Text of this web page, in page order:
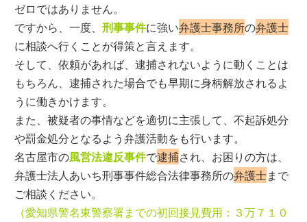
ゼロではありません。
ですから、一度、刑事事件に強い弁護士事務所の弁護士
に相談へ行くことが得策と言えます。
そして、依頼があれば、逮捕されないように動くことは
もちろん、逮捕された場合でも早期に身柄解放されるよ
うに働きかけます。
また、被疑者の事情などを適切に主張して、不起訴処分
や罰金処分となるよう弁護活動をも行います。
名古屋市の風営法違反事件で逮捕され、お困りの方は、
弁護士法人あいち刑事事件総合法律事務所の弁護士まで
ご相談ください。
（愛知県警名東警察署までの初回接見費用：３万７１０